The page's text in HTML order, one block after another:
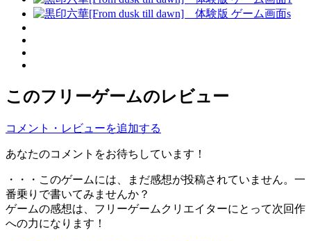
このフリーゲームのレビュー
コメント・レビューを追加する
あなたのコメントをお待ちしています！
・・・このゲームには、まだ感想が投稿されていません。一
番乗りで書いてみませんか？
ゲームの感想は、フリーゲームクリエイターにとって次回作
への力になります！